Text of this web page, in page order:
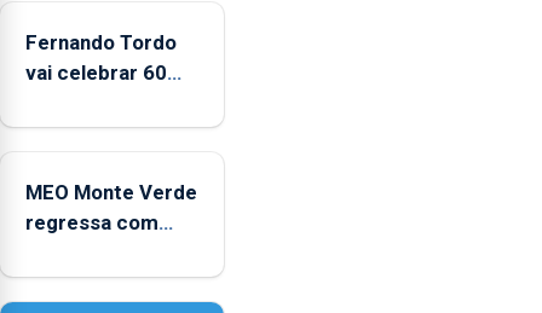
2022
e
Fernando Tordo
vai celebrar 60
no Coliseu
MEO Monte Verde
regressa com
acessibilidade